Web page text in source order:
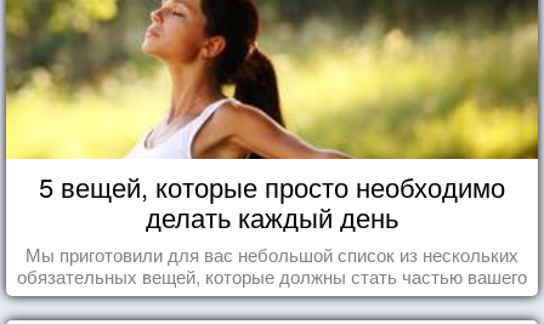
5 вещей, которые просто необходимо
делать каждый день
Мы приготовили для вас небольшой список из нескольких
обязательных вещей, которые должны стать частью вашего
дня.